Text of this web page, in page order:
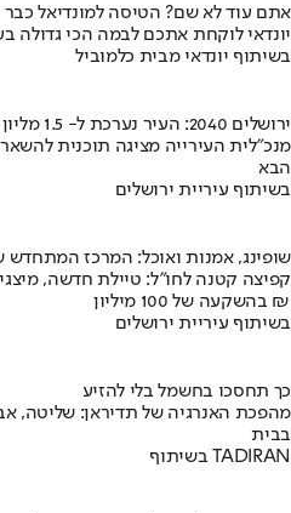
אתם עוד לא שם? הטיסה למונדיאל כבר
יונדאי לוקחת אתכם לבמה הכי גדולה
בשיתוף יונדאי מבית כלמוביל
ירושלים 2040: העיר נערכת ל- 1.5 מליון תושבים
מנכ"לית העירייה מציגה תוכנית
הבא
בשיתוף עיריית ירושלים
שופינג, אמנות ואוכל: המרכז המתחדש
קפיצה קטנה לחו"ל: טיילת חדשה,
בהשקעה של 100 מיליון ₪
בשיתוף עיריית ירושלים
כך תחסכו בחשמל בלי להזיע
מהפכת האנרגיה של תדיראן: שליטה,
בבית
בשיתוף TADIRAN